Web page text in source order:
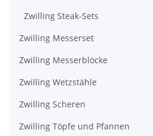
Zwilling Steak-Sets
Zwilling Messerset
Zwilling Messerblöcke
Zwilling Wetzstähle
Zwilling Scheren
Zwilling Töpfe und Pfannen